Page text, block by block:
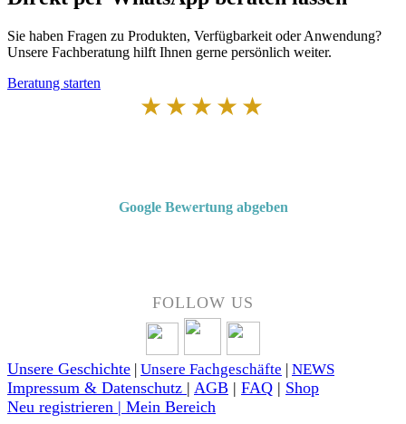
Sie haben Fragen zu Produkten, Verfügbarkeit oder Anwendung?
Unsere Fachberatung hilft Ihnen gerne persönlich weiter.
Beratung starten
★★★★★
Google Bewertung abgeben
FOLLOW US
Unsere Geschichte | Unsere Fachgeschäfte | NEWS
Impressum & Datenschutz | AGB | FAQ | Shop
Neu registrieren | Mein Bereich